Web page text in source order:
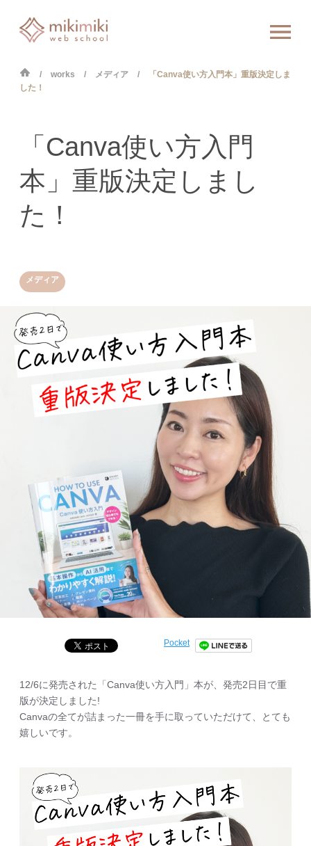
works メディア
「Canva使い方入門本」重版決定しま
した！
メディア
「Canva使い方入門
本」重版決定しまし
た！
Pocket
12/6に発売された「Canva使い方入門」本が、発売2日目で重
版が決定しました!
Canvaの全てが詰まった一冊を手に取っていただけて、とても
嬉しいです。